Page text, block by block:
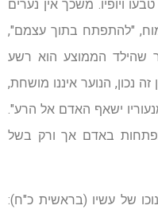
ויופיו. משכך אין נערים
"להתפתח בתוך עצמם",
שהילד הממוצע הוא רשע
נכון, הנוער איננו מושחת,
ישאף האדם אל הרע".
באדם אך ורק בשל
של עשיו (בראשית כ"ח):